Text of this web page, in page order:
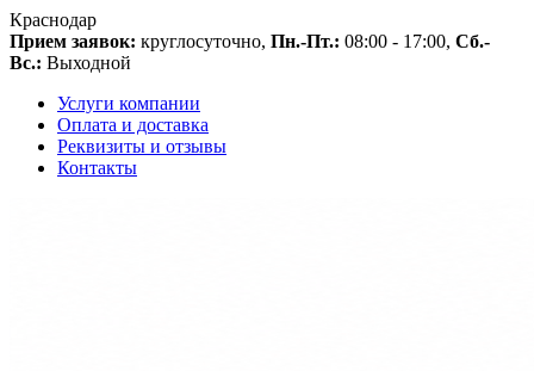
Краснодар
Прием заявок: круглосуточно, Пн.-Пт.: 08:00 - 17:00, Сб.-
Вс.: Выходной
Услуги компании
Оплата и доставка
Реквизиты и отзывы
Контакты